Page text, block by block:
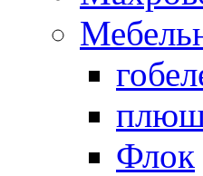
плюш
Флок